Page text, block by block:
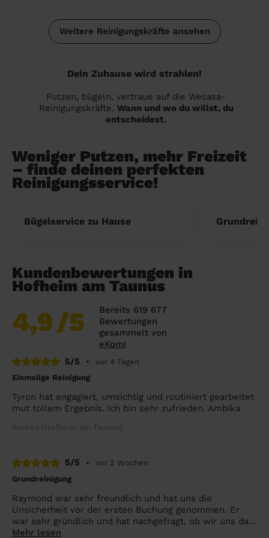
Weitere Reinigungskräfte ansehen
Dein Zuhause wird strahlen!
Putzen, bügeln, vertraue auf die Wecasa-
Reinigungskräfte. Wann und wo du willst, du
entscheidest.
Weniger Putzen, mehr Freizeit
– finde deinen perfekten
Reinigungsservice!
Bügelservice zu Hause
Kundenbewertungen in
Hofheim am Taunus
4,9/5
Bereits 619 677
Bewertungen
gesammelt von
eKomi
5/5
•
vor 4 Tagen
Einmalige Reinigung
Tyron hat engagiert, umsichtig und routiniert gearbeitet
mut tollem Ergebnis. Ich bin sehr zufrieden. Ambika
Andrea (Hofheim am Taunus)
5/5 •
vor 2 Wochen
Grundreinigung
Raymond war sehr freundlich und hat uns die
Unsicherheit vor der ersten Buchung genommen. Er
war sehr gründlich und hat nachgefragt, ob wir uns da...
Mehr lesen